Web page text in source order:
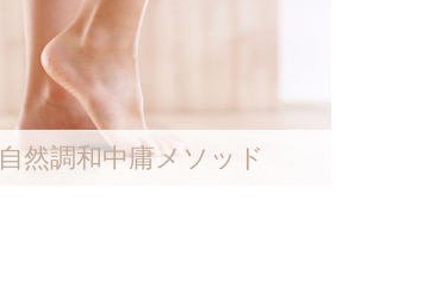
自然調和中庸メソッド